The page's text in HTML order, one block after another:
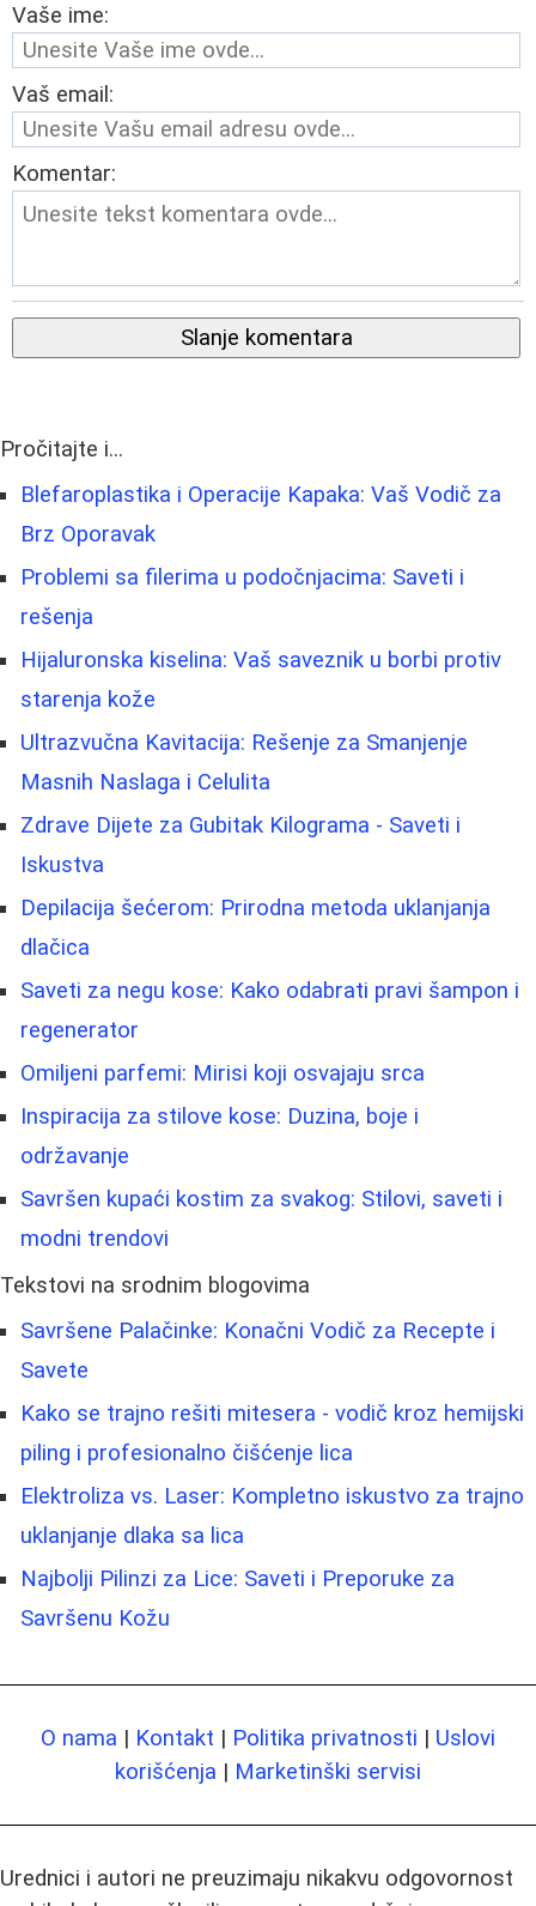
Vaše ime:
Vaš email:
Komentar:
Slanje komentara
Pročitajte i...
Blefaroplastika i Operacije Kapaka: Vaš Vodič za
Brz Oporavak
Problemi sa filerima u podočnjacima: Saveti i
rešenja
Hijaluronska kiselina: Vaš saveznik u borbi protiv
starenja kože
Ultrazvučna Kavitacija: Rešenje za Smanjenje
Masnih Naslaga i Celulita
Zdrave Dijete za Gubitak Kilograma - Saveti i
Iskustva
Depilacija šećerom: Prirodna metoda uklanjanja
dlačica
Saveti za negu kose: Kako odabrati pravi šampon i
regenerator
Omiljeni parfemi: Mirisi koji osvajaju srca
Inspiracija za stilove kose: Duzina, boje i
održavanje
Savršen kupaći kostim za svakog: Stilovi, saveti i
modni trendovi
Tekstovi na srodnim blogovima
Savršene Palačinke: Konačni Vodič za Recepte i
Savete
Kako se trajno rešiti mitesera - vodič kroz hemijski
piling i profesionalno čišćenje lica
Elektroliza vs. Laser: Kompletno iskustvo za trajno
uklanjanje dlaka sa lica
Najbolji Pilinzi za Lice: Saveti i Preporuke za
Savršenu Kožu
O nama | Kontakt | Politika privatnosti | Uslovi
korišćenja | Marketinški servisi
Urednici i autori ne preuzimaju nikakvu odgovornost